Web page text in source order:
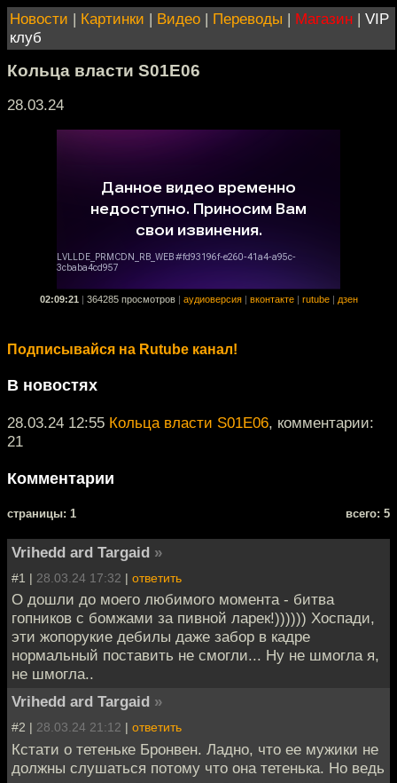
Новости | Картинки | Видео | Переводы | Магазин | VIP
клуб
Кольца власти S01E06
28.03.24
02:09:21 364285 просмотров аудиоверсия вконтакте rutube дзен
Подписывайся на Rutube канал!
В новостях
28.03.24 12:55 Кольца власти S01E06, комментарии:
21
Комментарии
cтраницы: 1 всего: 5
Vrihedd ard Targaid »
#1 | 28.03.24 17:32 | ответить
О дошли до моего любимого момента - битва
гопников с бомжами за пивной ларек!)))))) Хоспади,
эти жопорукие дебилы даже забор в кадре
нормальный поставить не смогли... Ну не шмогла я,
не шмогла..
Vrihedd ard Targaid »
#2 | 28.03.24 21:12 | ответить
Кстати о тетеньке Бронвен. Ладно, что ее мужики не
должны слушаться потому что она тетенька. Но ведь